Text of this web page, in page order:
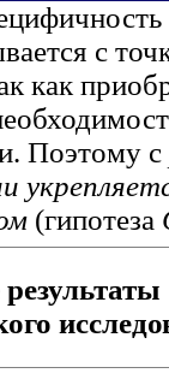
с
как
Поэтому с
(гипотеза